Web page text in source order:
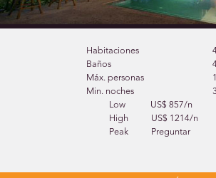
Habitaciones
Baños
Máx. personas
Min. noches
Low
US$ 857/n
High
US$ 1214/n
Peak
Preguntar